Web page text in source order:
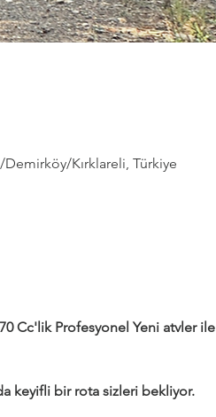
Kırklareli, Türkiye
Cc'lik Profesyonel Yeni atvler ile
keyifli bir rota sizleri bekliyor.